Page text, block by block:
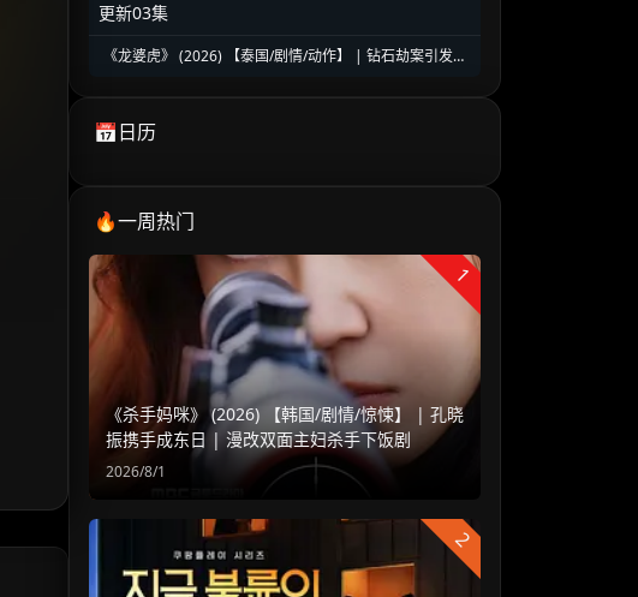
更新03集
《龙婆虎》 (2026) 【泰国/剧情/动作】 | 钻石劫案引发的
📅日历
🔥一周热门
1
《杀手妈咪》 (2026) 【韩国/剧情/惊悚】 | 孔晓
振携手成东日 | 漫改双面主妇杀手下饭剧
2026/8/1
2